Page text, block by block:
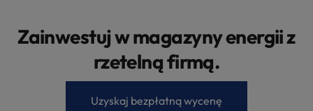
Zainwestuj w magazyny energii z
rzetelną firmą.
Uzyskaj bezpłatną wycenę